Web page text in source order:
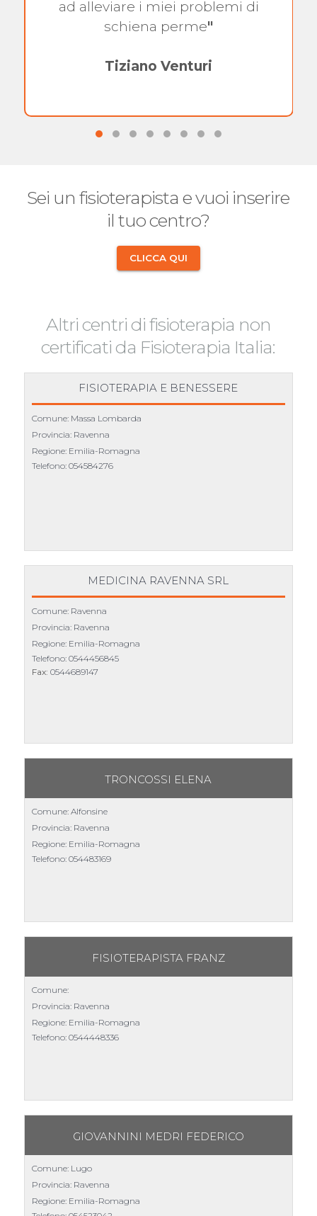
ad alleviare i miei problemi di
schiena perme"
Tiziano Venturi
Sei un fisioterapista e vuoi inserire
il tuo centro?
CLICCA QUI
Altri centri di fisioterapia non
certificati da Fisioterapia Italia:
FISIOTERAPIA E BENESSERE
Comune: Massa Lombarda
Provincia: Ravenna
Regione: Emilia-Romagna
Telefono: 054584276
MEDICINA RAVENNA SRL
Comune: Ravenna
Provincia: Ravenna
Regione: Emilia-Romagna
Telefono: 0544456845
Fax: 0544689147
TRONCOSSI ELENA
Comune: Alfonsine
Provincia: Ravenna
Regione: Emilia-Romagna
Telefono: 054483169
FISIOTERAPISTA FRANZ
Comune:
Provincia: Ravenna
Regione: Emilia-Romagna
Telefono: 0544448336
GIOVANNINI MEDRI FEDERICO
Comune: Lugo
Provincia: Ravenna
Regione: Emilia-Romagna